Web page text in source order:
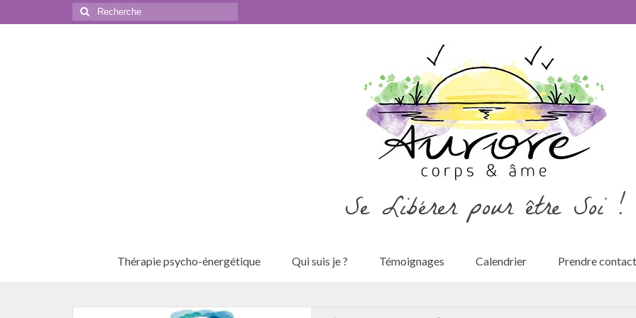
Rechercher
:
Se Libérer pour être Soi !
Thérapie psycho-énergétique Qui suis je ? Témoignages Calendrier Prendre contact